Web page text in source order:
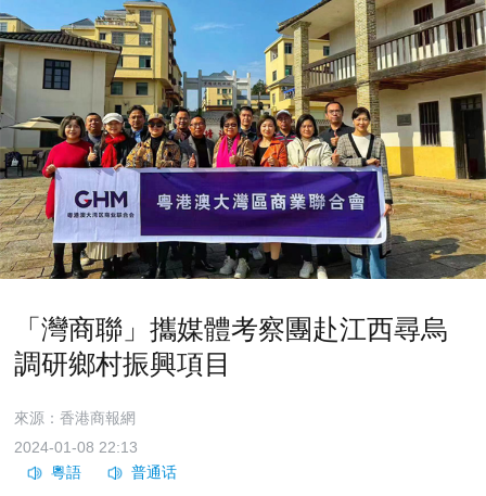
「灣商聯」攜媒體考察團赴江西尋烏
調研鄉村振興項目
來源：香港商報網
2024-01-08 22:13